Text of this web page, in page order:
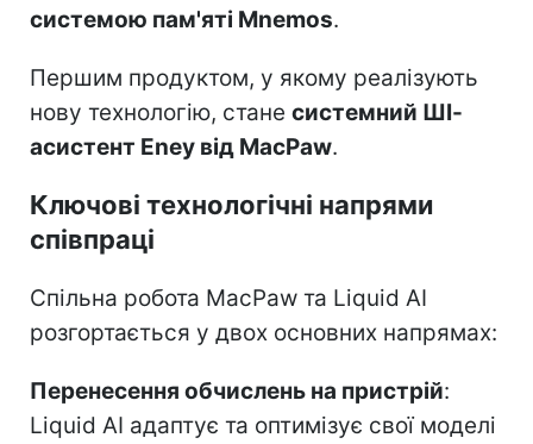
системою пам'яті Mnemos.
Першим продуктом, у якому реалізують
нову технологію, стане системний ШІ-
асистент Eney від MacPaw.
Ключові технологічні напрями
співпраці
Спільна робота MacPaw та Liquid AI
розгортається у двох основних напрямах:
Перенесення обчислень на пристрій:
Liquid AI адаптує та оптимізує свої моделі